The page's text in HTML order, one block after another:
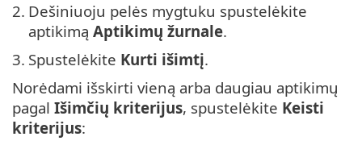
2. Dešiniuoju pelės mygtuku spustelėkite
aptikimą Aptikimų žurnale.
3. Spustelėkite Kurti išimtį.
Norėdami išskirti vieną arba daugiau aptikimų
pagal Išimčių kriterijus, spustelėkite Keisti
kriterijus: